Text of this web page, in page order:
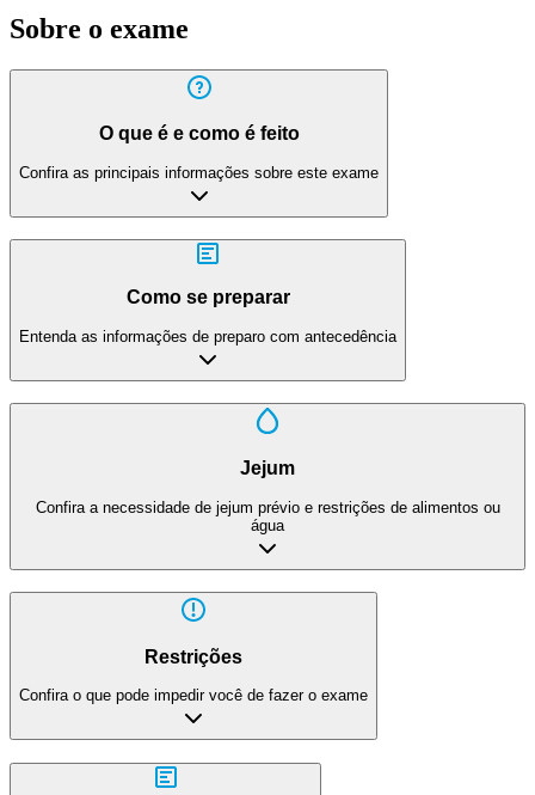
Sobre o exame
O que é e como é feito
Confira as principais informações sobre este exame
Como se preparar
Entenda as informações de preparo com antecedência
Jejum
Confira a necessidade de jejum prévio e restrições de alimentos ou
água
Restrições
Confira o que pode impedir você de fazer o exame